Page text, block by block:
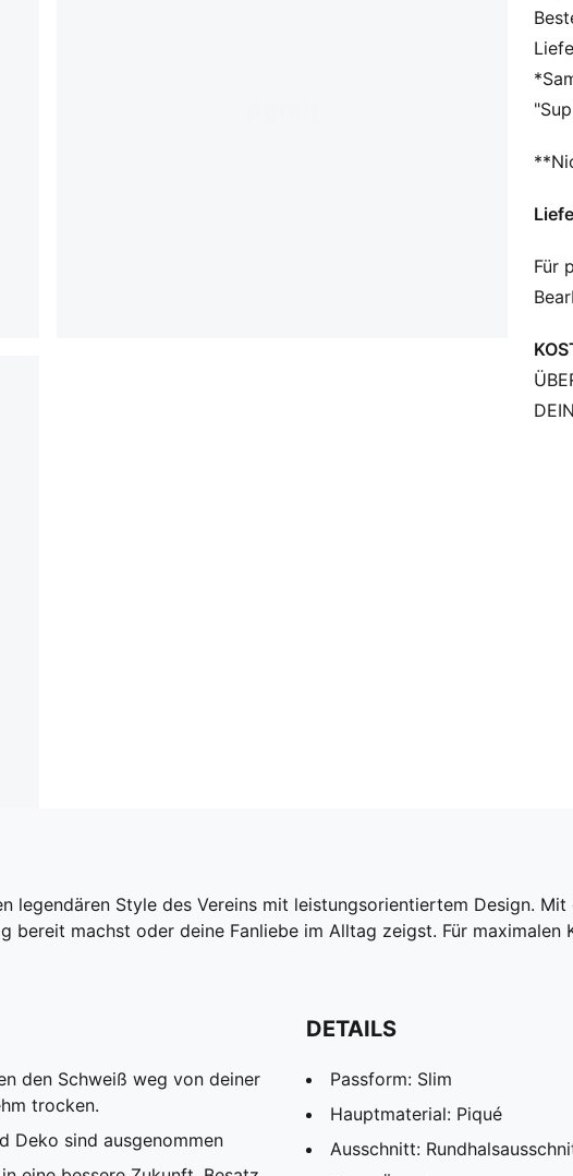
Aus
Für
legendären Style des Vereins mit leistungsorientiertem Design.
bereit machst oder deine Fanliebe im Alltag zeigst. Für
den Schweiß weg von deiner
trocken.
Deko sind ausgenommen
DETAILS
Passform: Slim
Hauptmaterial: Piqué
Ausschnitt: